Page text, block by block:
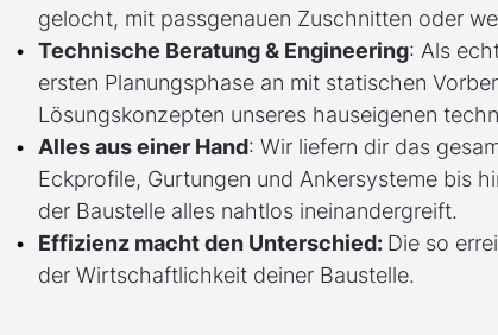
gelocht, mit passgenauen Zuschnitten oder
Technische Beratung & Engineering: Als
ersten Planungsphase an mit statischen
Lösungskonzepten unseres hauseigenen
Alles aus einer Hand: Wir liefern dir das
Eckprofile, Gurtungen und Ankersysteme bis
der Baustelle alles nahtlos ineinandergreift.
Effizienz macht den Unterschied: Die so
der Wirtschaftlichkeit deiner Baustelle.